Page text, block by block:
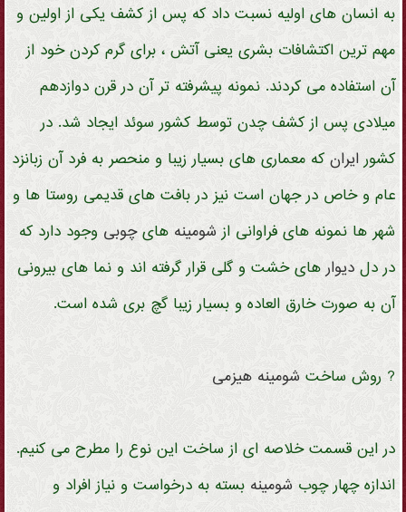
به انسان های اولیه نسبت داد که پس از کشف یکی از اولین و
مهم ترین اکتشافات بشری یعنی آتش ، برای گرم کردن خود از
آن استفاده می کردند. نمونه پیشرفته تر آن در قرن دوازدهم
میلادی پس از کشف چدن توسط کشور سوئد ایجاد شد. در
کشورایرانکه معماری های بسیار زیبا و منحصر به فرد آن زبانزد
عام و خاص در جهان است نیز در بافت های قدیمی روستا ها و
شهر ها نمونه های فراوانی ازشومینه هایچوبی وجود دارد که
در دل دیوارهای خشت و گلی قرار گرفته اند و نما های بیرونی
آن به صورت خارق العاده و بسیار زیبا گچ بری شده است.
? روش ساخت شومینه هیزمی
در این قسمت خلاصه ای از ساخت این نوع را مطرح می کنیم.
اندازه چهار چوب شومینه بسته به درخواست و نیاز افراد و